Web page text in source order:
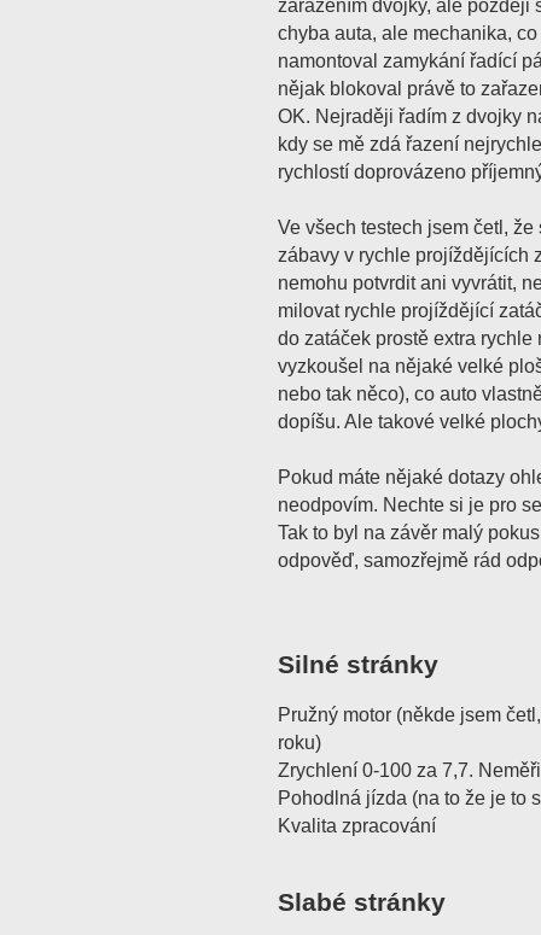
zařazením dvojky, ale později
chyba auta, ale mechanika,
namontoval zamykání řadící
nějak blokoval právě to
OK. Nejraději řadím z dvojky
kdy se mě zdá řazení
rychlostí doprovázeno
Ve všech testech jsem četl,
zábavy v rychle projíždějících
nemohu potvrdit ani vyvrátit,
milovat rychle projíždějící
do zatáček prostě extra
vyzkoušel na nějaké velké
nebo tak něco), co auto
dopíšu. Ale takové velké
Pokud máte nějaké dotazy
neodpovím. Nechte si je pro
Tak to byl na závěr malý
odpověď, samozřejmě rád
Silné stránky
Pružný motor (někde jsem
roku)
Zrychlení 0-100 za 7,7.
Pohodlná jízda (na to že je to
Kvalita zpracování
Slabé stránky